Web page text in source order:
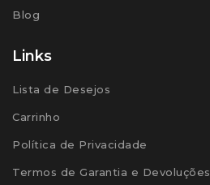
Blog
Links
Lista de Desejos
Carrinho
Política de Privacidade
Termos de Garantia e Devoluções